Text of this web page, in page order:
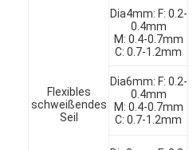
Flexibles
schweißendes
Seil
Dia4mm: F: 0.2-
0.4mm
M: 0.4-0.7mm
C: 0.7-1.2mm
Dia6mm: F: 0.2-
0.4mm
M: 0.4-0.7mm
C: 0.7-1.2mm